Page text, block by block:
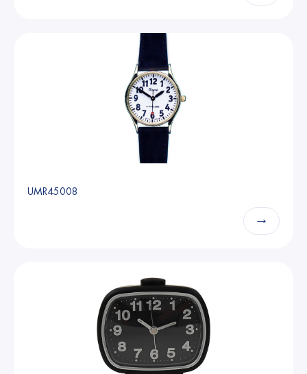
UMR45008
→